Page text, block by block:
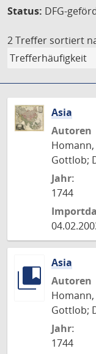
Status: DFG-
2 Treffer sortiert
Asia
Autoren
Homann,
Gottlob;
Jahr:
1744
Asia
Autoren
Homann,
Gottlob;
Jahr:
1744